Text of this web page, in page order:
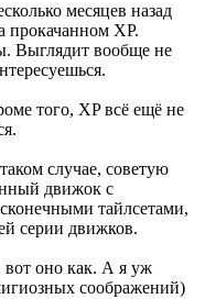
месяцев назад
прокачанном XP.
Выглядит вообще не
того, XP всё ещё не
случае, советую
движок с
тайлсетами,
серии движков.
оно как. А я уж
соображений)